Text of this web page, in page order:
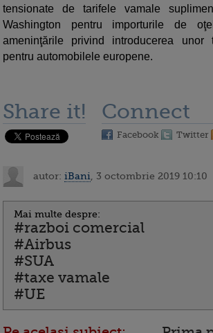
tensionate de tarifele vamale
Washington pentru importurile de
ameninţările privind introducerea unor
pentru automobilele europene.
Share it! Connect
Facebook Twitter
autor: iBani , 3 octombrie 2019 10:10
Mai multe despre:
#razboi comercial
#Airbus
#SUA
#taxe vamale
#UE